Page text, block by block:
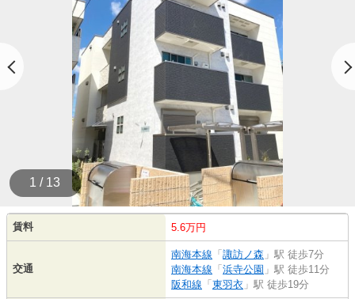
1 / 13
賃料 5.6万円
交通
南海本線 「 諏訪ノ森 」駅 徒歩7分
南海本線 「 浜寺公園 」駅 徒歩11分
阪和線 「 東羽衣 」駅 徒歩19分